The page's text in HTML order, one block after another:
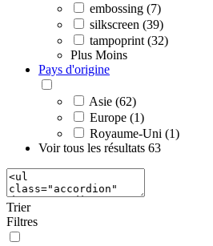
embossing (7)
silkscreen (39)
tampoprint (32)
Plus Moins
Pays d'origine
Asie (62)
Europe (1)
Royaume-Uni (1)
Voir tous les résultats 63
Trier
Filtres